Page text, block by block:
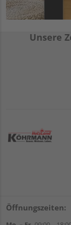
Unsere
Öffnungszeiten: